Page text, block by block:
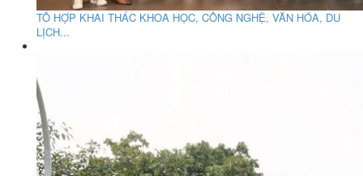
TỔ HỢP KHAI THÁC KHOA HỌC, CÔNG NGHỆ, VĂN HÓA, DU
LỊCH...